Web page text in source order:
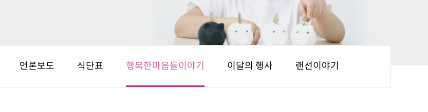
언론보도 식단표 행복한마음들이야기 이달의 행사 랜선이야기